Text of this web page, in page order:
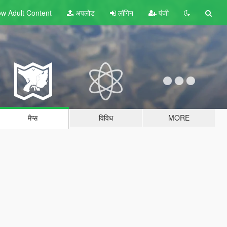
AdultContent अपलोड लॉगिन पंजी
मैप्स विविध MORE